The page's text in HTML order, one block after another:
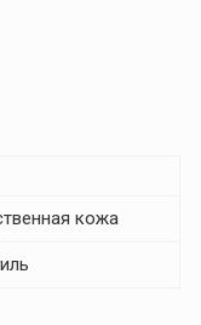
кожа